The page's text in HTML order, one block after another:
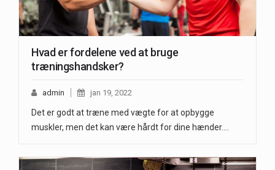
Hvad er fordelene ved at bruge
træningshandsker?
admin jan 19, 2022
Det er godt at træne med vægte for at opbygge
muskler, men det kan være hårdt for dine hænder.…